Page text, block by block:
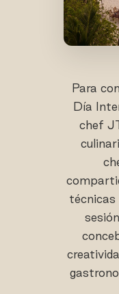
Para
Día
chef
técnicas